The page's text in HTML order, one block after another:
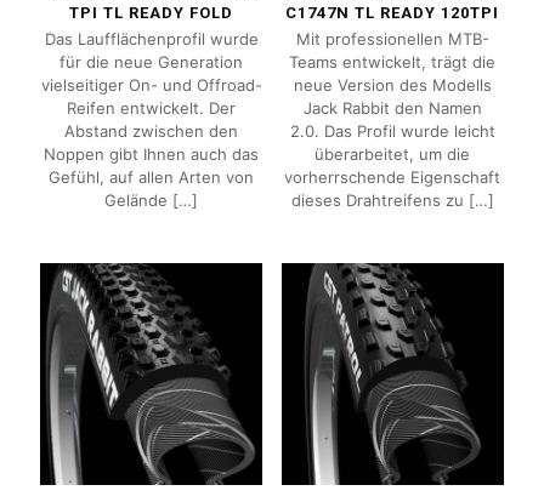
TPI TL READY FOLD
Das Laufflächenprofil wurde
für die neue Generation
vielseitiger On- und Offroad-
Reifen entwickelt. Der
Abstand zwischen den
Noppen gibt Ihnen auch das
Gefühl, auf allen Arten von
Gelände […]
C1747N TL READY 120TPI
Mit professionellen MTB-
Teams entwickelt, trägt die
neue Version des Modells
Jack Rabbit den Namen
2.0. Das Profil wurde leicht
überarbeitet, um die
vorherrschende Eigenschaft
dieses Drahtreifens zu […]